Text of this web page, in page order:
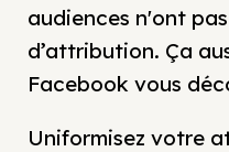
audiences n'ont
d’attribution. Ça
Facebook vous
Uniformisez votre